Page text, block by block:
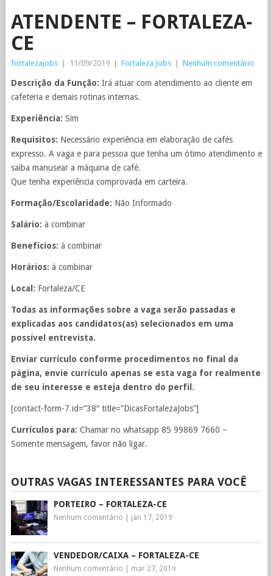
ATENDENTE – FORTALEZA-
CE
fortalezajobs 11/09/2019 Fortaleza Jobs Nenhum comentário
Descrição da Função: Irá atuar com atendimento ao cliente em
cafeteria e demais rotinas internas.
Experiência: Sim
Requisitos: Necessário experiência em elaboração de cafés
expresso. A vaga e para pessoa que tenha um ótimo atendimento e
saiba manusear a máquina de café.
Que tenha experiência comprovada em carteira.
Formação/Escolaridade: Não Informado
Salário: à combinar
Benefícios: à combinar
Horários: à combinar
Local: Fortaleza/CE
Todas as informações sobre a vaga serão passadas e
explicadas aos candidatos(as) selecionados em uma
possível entrevista.
Enviar currículo conforme procedimentos no final da
página, envie currículo apenas se esta vaga for realmente
de seu interesse e esteja dentro do perfil.
[contact-form-7 id=”38″ title=”DicasFortalezaJobs”]
Currículos para: Chamar no whatsapp 85 99869 7660 –
Somente mensagem, favor não ligar.
OUTRAS VAGAS INTERESSANTES PARA VOCÊ
PORTEIRO – FORTALEZA-CE
Nenhum comentário jan 17, 2019
VENDEDOR/CAIXA – FORTALEZA-CE
Nenhum comentário mar 27, 2019